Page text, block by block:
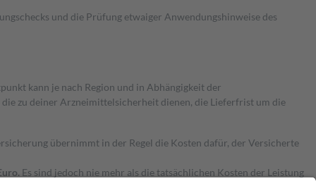
und die Prüfung etwaiger Anwendungshinweise des
kann je nach Region und in Abhängigkeit der
zu deiner Arzneimittelsicherheit dienen, die Lieferfrist um die
übernimmt in der Regel die Kosten dafür, der Versicherte
Es sind jedoch nie mehr als die tatsächlichen Kosten der Leistung